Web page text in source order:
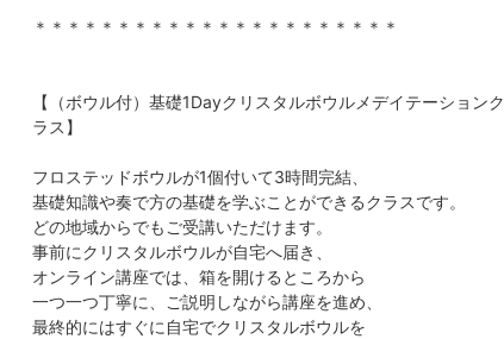
＊＊＊＊＊＊＊＊＊＊＊＊＊＊＊＊＊＊＊＊＊＊
【（ボウル付）基礎1Dayクリスタルボウルメデイテーションク
ラス】
フロステッドボウルが1個付いて3時間完結、
基礎知識や奏で方の基礎を学ぶことができるクラスです。
どの地域からでもご受講いただけます。
事前にクリスタルボウルが自宅へ届き、
オンライン講座では、箱を開けるところから
一つ一つ丁寧に、ご説明しながら講座を進め、
最終的にはすぐに自宅でクリスタルボウルを